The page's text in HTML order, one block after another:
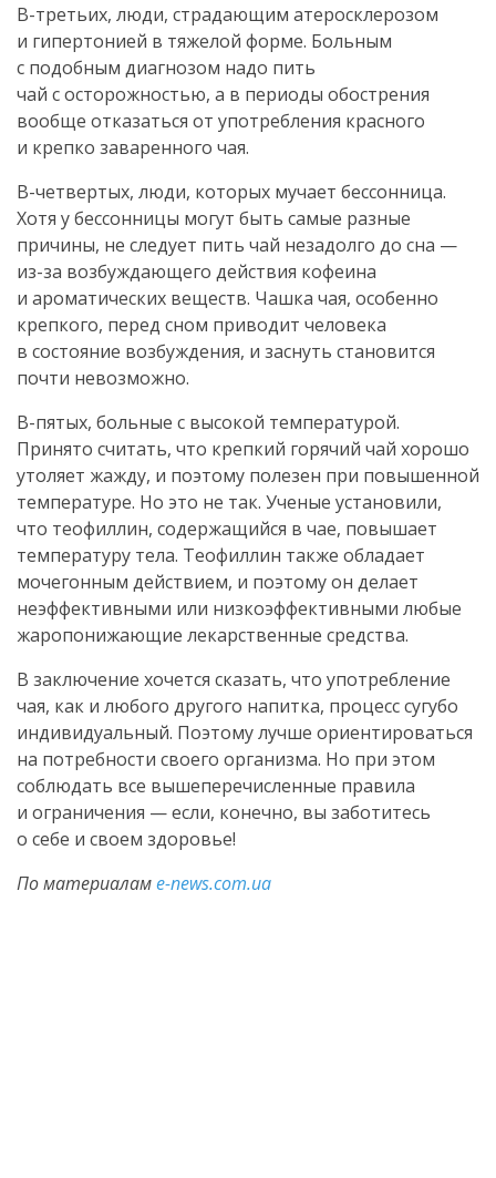
В-третьих, люди, страдающим атеросклерозом
и гипертонией в тяжелой форме. Больным
с подобным диагнозом надо пить
чай с осторожностью, а в периоды обострения
вообще отказаться от употребления красного
и крепко заваренного чая.
В-четвертых, люди, которых мучает бессонница.
Хотя у бессонницы могут быть самые разные
причины, не следует пить чай незадолго до сна —
из-за возбуждающего действия кофеина
и ароматических веществ. Чашка чая, особенно
крепкого, перед сном приводит человека
в состояние возбуждения, и заснуть становится
почти невозможно.
В-пятых, больные с высокой температурой.
Принято считать, что крепкий горячий чай хорошо
утоляет жажду, и поэтому полезен при повышенной
температуре. Но это не так. Ученые установили,
что теофиллин, содержащийся в чае, повышает
температуру тела. Теофиллин также обладает
мочегонным действием, и поэтому он делает
неэффективными или низкоэффективными любые
жаропонижающие лекарственные средства.
В заключение хочется сказать, что употребление
чая, как и любого другого напитка, процесс сугубо
индивидуальный. Поэтому лучше ориентироваться
на потребности своего организма. Но при этом
соблюдать все вышеперечисленные правила
и ограничения — если, конечно, вы заботитесь
о себе и своем здоровье!
По материаламe-news.com.ua